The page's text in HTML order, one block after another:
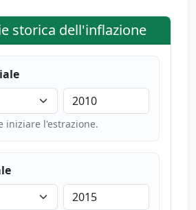
storica dell'inflazione
iniziare l'estrazione.